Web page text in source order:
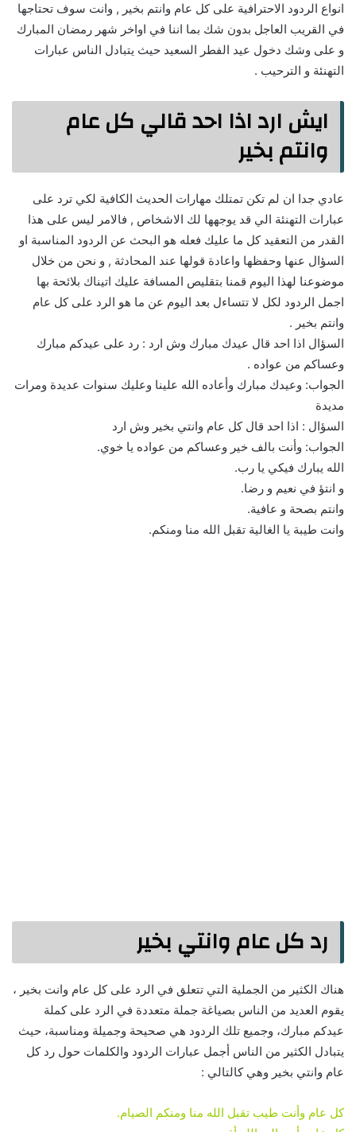
انواع الردود الاحترافية على كل عام وانتم بخير , وانت سوف تحتاجها
في القريب العاجل بدون شك بما اننا في اواخر شهر رمضان المبارك
و على وشك دخول عيد الفطر السعيد حيث يتبادل الناس عبارات
التهنئة و الترحيب .
ايش ارد اذا احد قالي كل عام
وانتم بخير
عادي جدا ان لم تكن تمتلك مهارات الحديث الكافية لكي ترد على
عبارات التهنئة الي قد يوجهها لك الاشخاص , فالامر ليس على هذا
القدر من التعقيد كل ما عليك فعله هو البحث عن الردود المناسبة او
السؤال عنها وحفظها واعادة قولها عند المحادثة , و نحن من خلال
موضوعنا لهذا اليوم قمنا بتقليص المسافة عليك اتيناك بلائحة بها
اجمل الردود لكل لا تتساءل بعد اليوم عن ما هو الرد على كل عام
وانتم بخير .
السؤال اذا احد قال عيدك مبارك وش ارد : رد على عيدكم مبارك
وعساكم من عواده .
الجواب: وعيدك مبارك وأعاده الله علينا وعليك سنوات عديدة ومرات
مديدة
السؤال : اذا احد قال كل عام وانتي بخير وش ارد
الجواب: وأنت بالف خير وعساكم من عواده يا خوي.
‏الله يبارك فيكي يا رب.
‏و انتؤ في نعيم و رضا.
‏وانتم بصحة و عافية.
‏وانت طيبة يا الغالية تقبل الله منا ومنكم.
رد كل عام وانتي بخير
هناك الكثير من الجملية التي تتعلق في الرد على كل عام وانت بخير ،
يقوم العديد من الناس بصياغة جملة متعددة في الرد على كملة
عيدكم مبارك، وجميع تلك الردود هي صحيحة وجميلة ومناسبة، حيث
يتبادل الكثير من الناس أجمل عبارات الردود والكلمات حول رد كل
عام وانتي بخير وهي كالتالي :
كل عام وأنت طيب تقبل الله منا ومنكم الصيام.